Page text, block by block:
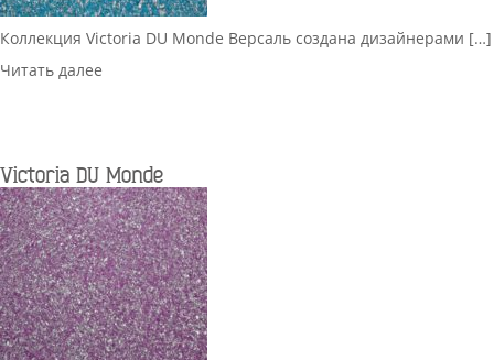
Коллекция Victoria DU Monde Версаль создана дизайнерами […]
Читать далее
Victoria DU Monde